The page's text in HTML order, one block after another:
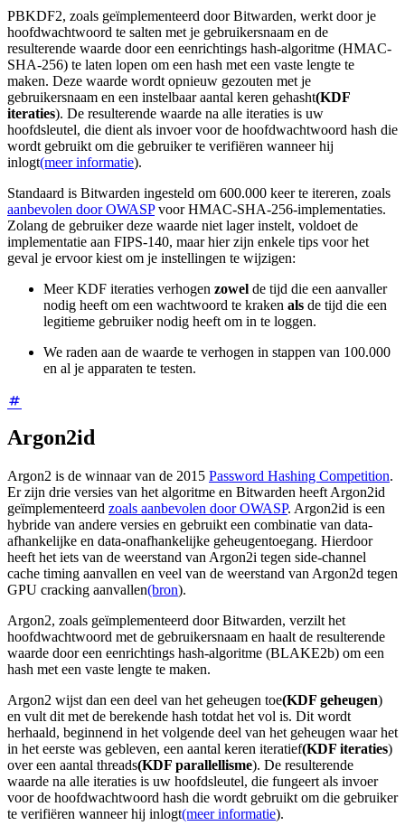
PBKDF2, zoals geïmplementeerd door Bitwarden, werkt door je
hoofdwachtwoord te salten met je gebruikersnaam en de
resulterende waarde door een eenrichtings hash-algoritme (HMAC-
SHA-256) te laten lopen om een hash met een vaste lengte te
maken. Deze waarde wordt opnieuw gezouten met je
gebruikersnaam en een instelbaar aantal keren gehasht(KDF
iteraties). De resulterende waarde na alle iteraties is uw
hoofdsleutel, die dient als invoer voor de hoofdwachtwoord hash die
wordt gebruikt om die gebruiker te verifiëren wanneer hij
inlogt(meer informatie).
Standaard is Bitwarden ingesteld om 600.000 keer te itereren, zoals
aanbevolen door OWASPvoor HMAC-SHA-256-implementaties.
Zolang de gebruiker deze waarde niet lager instelt, voldoet de
implementatie aan FIPS-140, maar hier zijn enkele tips voor het
geval je ervoor kiest om je instellingen te wijzigen:
Meer KDF iteraties verhogen zowel de tijd die een aanvaller
nodig heeft om een wachtwoord te kraken als de tijd die een
legitieme gebruiker nodig heeft om in te loggen.
We raden aan de waarde te verhogen in stappen van 100.000
en al je apparaten te testen.
Argon2id
Argon2 is de winnaar van de 2015 Password Hashing Competition.
Er zijn drie versies van het algoritme en Bitwarden heeft Argon2id
geïmplementeerd zoals aanbevolen door OWASP. Argon2id is een
hybride van andere versies en gebruikt een combinatie van data-
afhankelijke en data-onafhankelijke geheugentoegang. Hierdoor
heeft het iets van de weerstand van Argon2i tegen side-channel
cache timing aanvallen en veel van de weerstand van Argon2d tegen
GPU cracking aanvallen(bron).
Argon2, zoals geïmplementeerd door Bitwarden, verzilt het
hoofdwachtwoord met de gebruikersnaam en haalt de resulterende
waarde door een eenrichtings hash-algoritme (BLAKE2b) om een
hash met een vaste lengte te maken.
Argon2 wijst dan een deel van het geheugen toe(KDF geheugen)
en vult dit met de berekende hash totdat het vol is. Dit wordt
herhaald, beginnend in het volgende deel van het geheugen waar het
in het eerste was gebleven, een aantal keren iteratief(KDF iteraties)
over een aantal threads(KDF parallellisme). De resulterende
waarde na alle iteraties is uw hoofdsleutel, die fungeert als invoer
voor de hoofdwachtwoord hash die wordt gebruikt om die gebruiker
te verifiëren wanneer hij inlogt(meer informatie).